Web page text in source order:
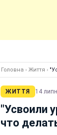
Головна › Життя ›
ЖИТТЯ 14
"Усвоили
что